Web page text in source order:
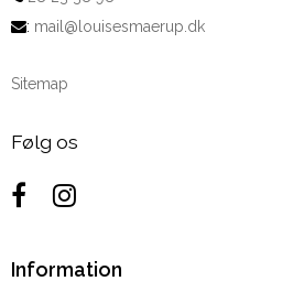
: mail@louisesmaerup.dk
Sitemap
Følg os
Information